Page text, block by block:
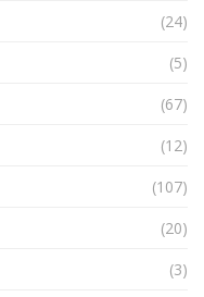
(24)
(5)
(67)
(12)
(107)
(20)
(3)